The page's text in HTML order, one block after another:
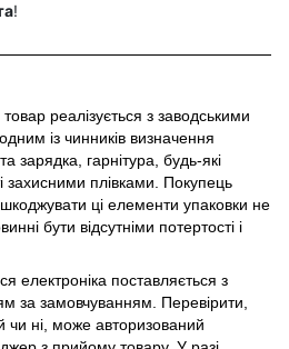
!
реалізується з заводськими
із чинників визначення
зарядка, гарнітура, будь-які
захисними плівками. Покупець
ці елементи упаковки не
бути відсутніми потертості і
електроніка поставляється з
за замовчуванням. Перевірити,
чи ні, може авторизований